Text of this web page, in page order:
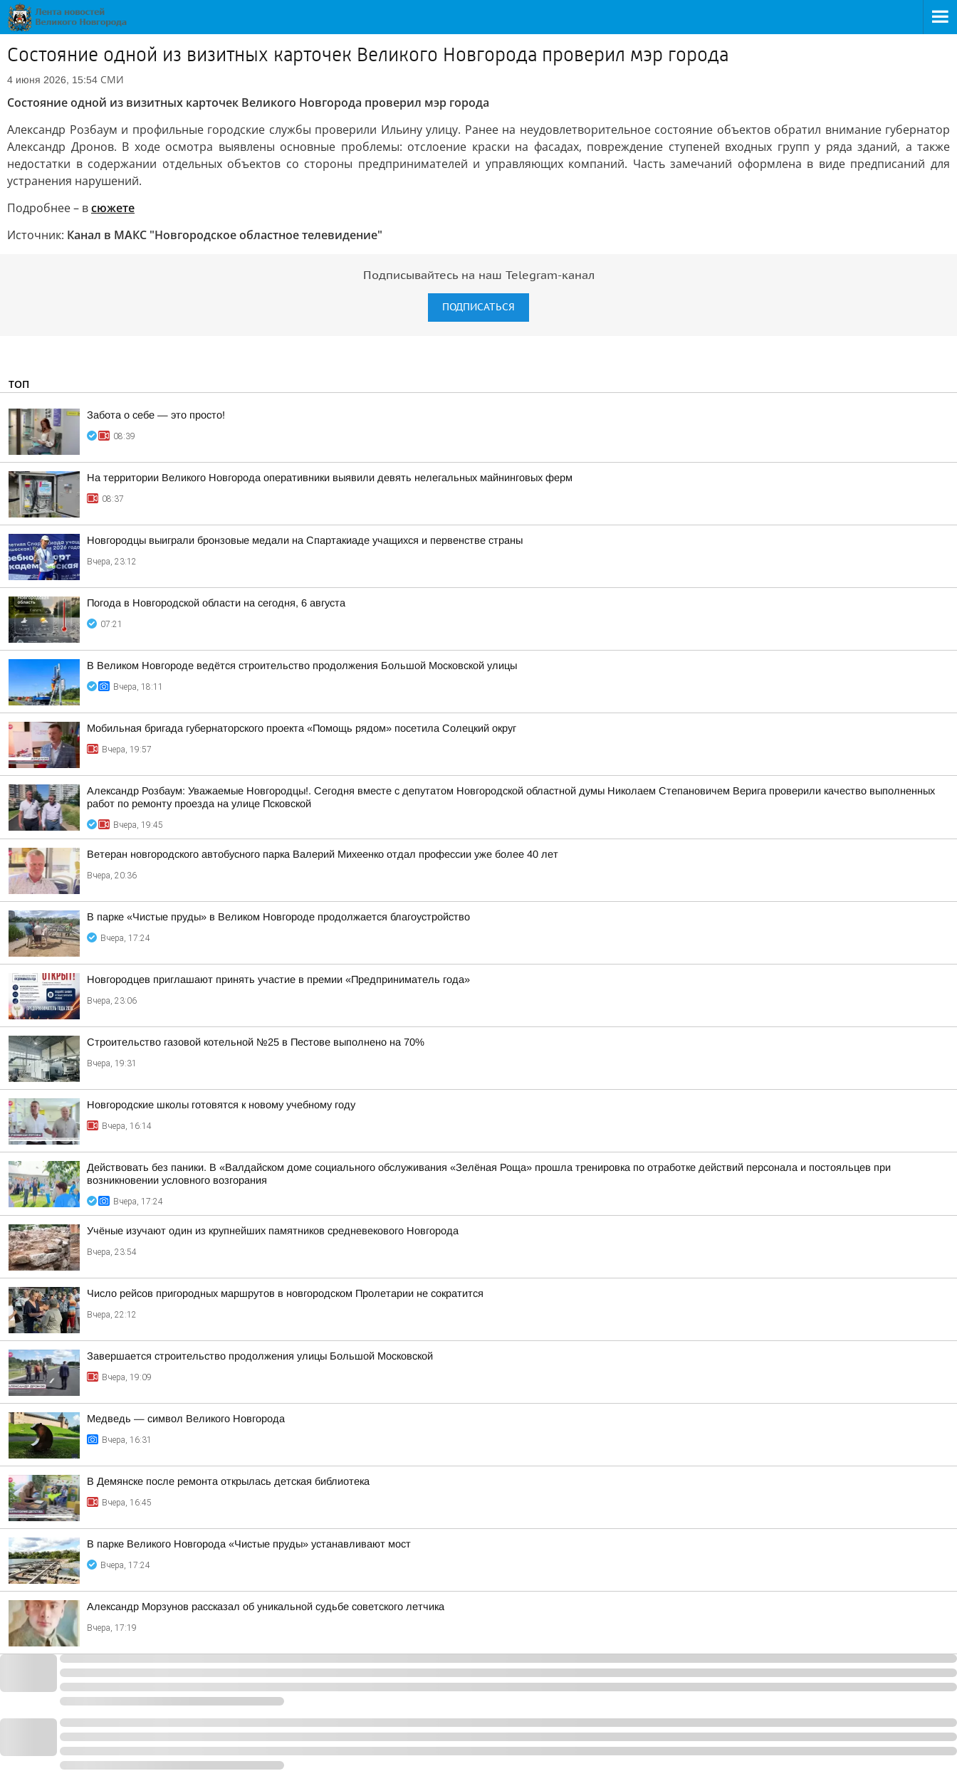
Состояние одной из визитных карточек Великого Новгорода проверил мэр города
4 июня 2026, 15:54 СМИ
Состояние одной из визитных карточек Великого Новгорода проверил мэр города
Александр Розбаум и профильные городские службы проверили Ильину улицу. Ранее на неудовлетворительное состояние объектов обратил внимание губернатор
Александр Дронов. В ходе осмотра выявлены основные проблемы: отслоение краски на фасадах, повреждение ступеней входных групп у ряда зданий, а также
недостатки в содержании отдельных объектов со стороны предпринимателей и управляющих компаний. Часть замечаний оформлена в виде предписаний для
устранения нарушений.
Подробнее – всюжете
Источник: Канал в МАКС "Новгородское областное телевидение"
Подписывайтесь на наш Telegram-канал
ПОДПИСАТЬСЯ
ТОП
Забота о себе — это просто!
08:39
На территории Великого Новгорода оперативники выявили девять нелегальных майнинговых ферм
08:37
Новгородцы выиграли бронзовые медали на Спартакиаде учащихся и первенстве страны
Вчера, 23:12
Погода в Новгородской области на сегодня, 6 августа
07:21
В Великом Новгороде ведётся строительство продолжения Большой Московской улицы
Вчера, 18:11
Мобильная бригада губернаторского проекта «Помощь рядом» посетила Солецкий округ
Вчера, 19:57
Александр Розбаум: Уважаемые Новгородцы!. Сегодня вместе с депутатом Новгородской областной думы Николаем Степановичем Верига проверили качество выполненных
работ по ремонту проезда на улице Псковской
Вчера, 19:45
Ветеран новгородского автобусного парка Валерий Михеенко отдал профессии уже более 40 лет
Вчера, 20:36
В парке «Чистые пруды» в Великом Новгороде продолжается благоустройство
Вчера, 17:24
Новгородцев приглашают принять участие в премии «Предприниматель года»
Вчера, 23:06
Строительство газовой котельной №25 в Пестове выполнено на 70%
Вчера, 19:31
Новгородские школы готовятся к новому учебному году
Вчера, 16:14
Действовать без паники. В «Валдайском доме социального обслуживания «Зелёная Роща» прошла тренировка по отработке действий персонала и постояльцев при
возникновении условного возгорания
Вчера, 17:24
Учёные изучают один из крупнейших памятников средневекового Новгорода
Вчера, 23:54
Число рейсов пригородных маршрутов в новгородском Пролетарии не сократится
Вчера, 22:12
Завершается строительство продолжения улицы Большой Московской
Вчера, 19:09
Медведь — символ Великого Новгорода
Вчера, 16:31
В Демянске после ремонта открылась детская библиотека
Вчера, 16:45
В парке Великого Новгорода «Чистые пруды» устанавливают мост
Вчера, 17:24
Александр Морзунов рассказал об уникальной судьбе советского летчика
Вчера, 17:19